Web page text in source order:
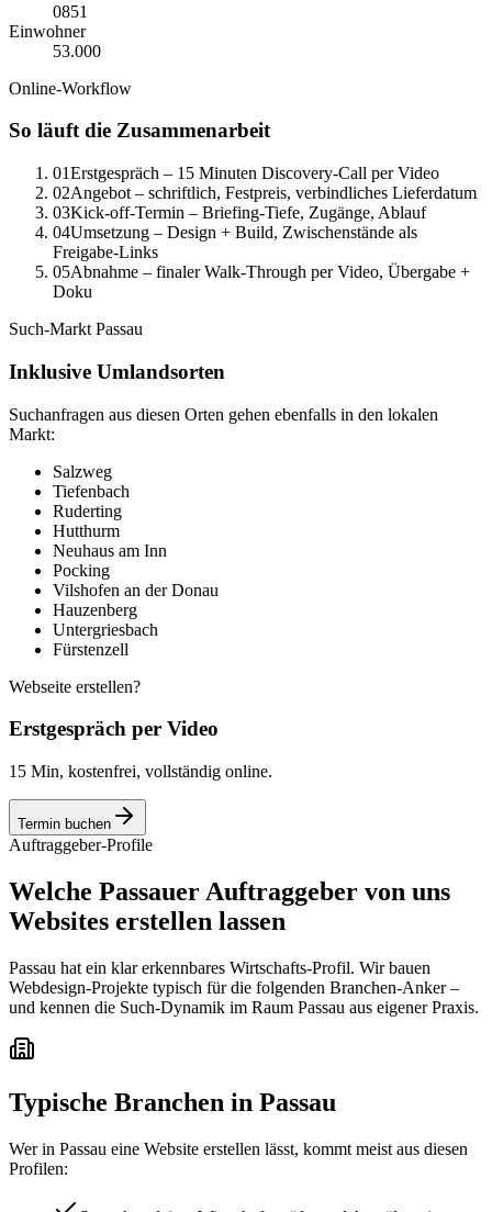
0851
Einwohner
53.000
Online-Workflow
So läuft die Zusammenarbeit
01Erstgespräch – 15 Minuten Discovery-Call per Video
02Angebot – schriftlich, Festpreis, verbindliches Lieferdatum
03Kick-off-Termin – Briefing-Tiefe, Zugänge, Ablauf
04Umsetzung – Design + Build, Zwischenstände als
Freigabe-Links
05Abnahme – finaler Walk-Through per Video, Übergabe +
Doku
Such-Markt Passau
Inklusive Umlandsorten
Suchanfragen aus diesen Orten gehen ebenfalls in den lokalen
Markt:
Salzweg
Tiefenbach
Ruderting
Hutthurm
Neuhaus am Inn
Pocking
Vilshofen an der Donau
Hauzenberg
Untergriesbach
Fürstenzell
Webseite erstellen?
Erstgespräch per Video
15 Min, kostenfrei, vollständig online.
Termin buchen
Auftraggeber-Profile
Welche Passauer Auftraggeber von uns
Websites erstellen lassen
Passau hat ein klar erkennbares Wirtschafts-Profil. Wir bauen
Webdesign-Projekte typisch für die folgenden Branchen-Anker –
und kennen die Such-Dynamik im Raum Passau aus eigener Praxis.
Typische Branchen in Passau
Wer in Passau eine Website erstellen lässt, kommt meist aus diesen
Profilen: